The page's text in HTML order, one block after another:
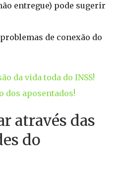
entregue) pode sugerir
de conexão do
da vida toda do INSS!
dos aposentados!
através das
do